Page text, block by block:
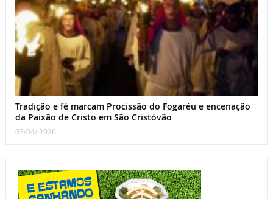
Tradição e fé marcam Procissão do Fogaréu e encenação
da Paixão de Cristo em São Cristóvão
03/04/ 2026